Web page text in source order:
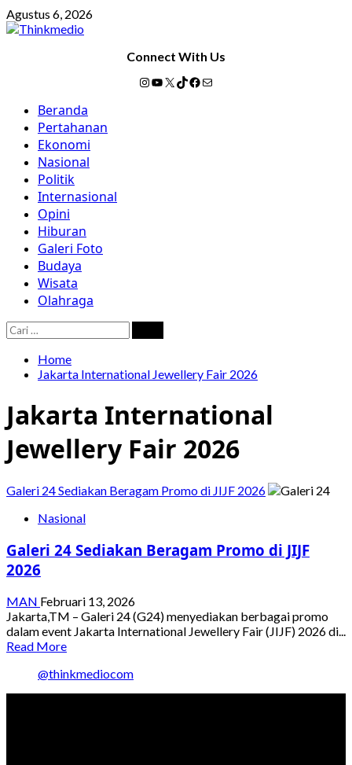
Skip
to
Agustus 6, 2026
Connect With Us
Instagram
YouTube
X TikTok
Facebook
Mail
Primary
Menu
Beranda
Pertahanan
Ekonomi
Nasional
Politik
Internasional
Opini
Hiburan
Galeri Foto
Budaya
Wisata
Olahraga
Cari
untuk:
Home
Jakarta International Jewellery Fair 2026
Jakarta International
Jewellery Fair 2026
Galeri 24 Sediakan Beragam Promo di JIJF 2026
Nasional
Galeri 24 Sediakan Beragam Promo di JIJF
2026
MAN Februari 13, 2026
Jakarta,TM – Galeri 24 (G24) menyediakan berbagai promo
dalam event Jakarta International Jewellery Fair (JIJF) 2026 di...
Read MoreRead
about
Galeri
@thinkmediocom